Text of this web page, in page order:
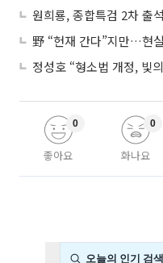
원희룡, 종합특검 2차 출
野 “헌재 간다”지만…현
좋아요
0
화나요
0